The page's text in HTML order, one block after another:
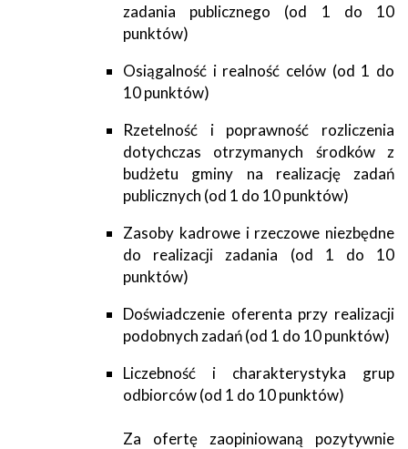
zadania publicznego (od 1 do 10
punktów)
Osiągalność i realność celów (od 1 do
10 punktów)
Rzetelność i poprawność rozliczenia
dotychczas otrzymanych środków z
budżetu gminy na realizację zadań
publicznych (od 1 do 10 punktów)
Zasoby kadrowe i rzeczowe niezbędne
do realizacji zadania (od 1 do 10
punktów)
Doświadczenie oferenta przy realizacji
podobnych zadań (od 1 do 10 punktów)
Liczebność i charakterystyka grup
odbiorców (od 1 do 10 punktów)
Za ofertę zaopiniowaną pozytywnie